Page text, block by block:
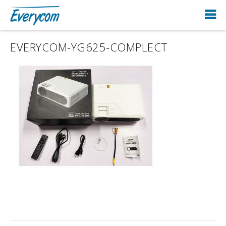
EVERYCOM-YG625-COMPLECT